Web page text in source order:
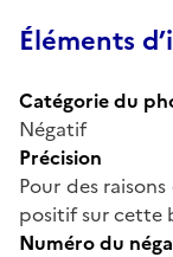
Éléments
Catégorie du
Négatif
Précision
Pour des
positif sur cette
Numéro du